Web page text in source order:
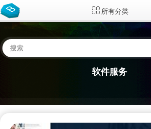
所有分类
软件服务